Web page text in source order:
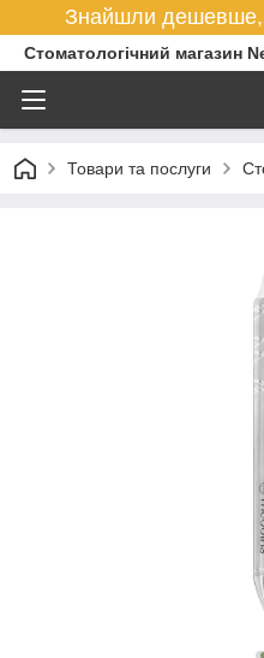
Знайшли дешевше,
Стоматологічний магазин
Товари та послуги